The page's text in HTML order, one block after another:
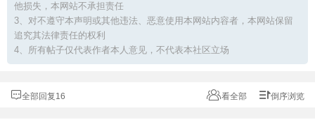
他损失，本网站不承担责任
3、对不遵守本声明或其他违法、恶意使用本网站内容者，本网站保留
追究其法律责任的权利
4、所有帖子仅代表作者本人意见，不代表本社区立场
全部回复16 看全部 倒序浏览